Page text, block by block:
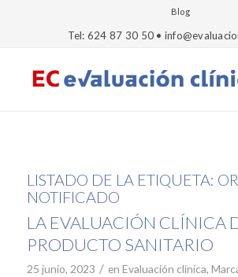
Blog
Tel: 624 87 30 50 •
LISTADO DE LA ETIQUETA:
NOTIFICADO
LA EVALUACIÓN CLÍNICA
PRODUCTO SANITARIO
25 junio, 2023 / en Evaluación clínica,